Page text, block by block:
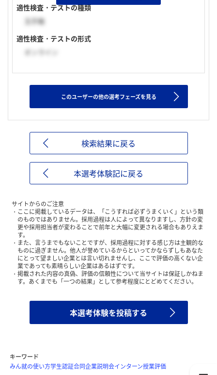
適性検査・テストの種類
玉手箱
適性検査・テストの形式
オンライン
このユーザーの他の選考フェーズを見る
検索結果に戻る
本選考体験記に戻る
サイトからのご注意
ここに掲載しているデータは、「こうすれば必ずうまくいく」という類
のものではありません。採用過程は人によって異なりますし、方針の変
更や採用担当者が変わることで前年と大幅に変更される場合もありえま
す。
また、言うまでもないことですが、採用過程に対する感じ方は主観的な
ものに過ぎません。他人が誉めているからといってかならずしもあなた
にとって望ましい企業とは言い切れませんし、ここで評価の高くない企
業であっても素晴らしい企業はあるはずです。
掲載された内容の真偽、評価の信頼性について当サイトは保証しかねま
す。あくまでも「一つの結果」として参考程度にとどめてください。
本選考体験を投稿する
キーワード
みん就の使い方学生認証合同企業説明会インターン授業評価